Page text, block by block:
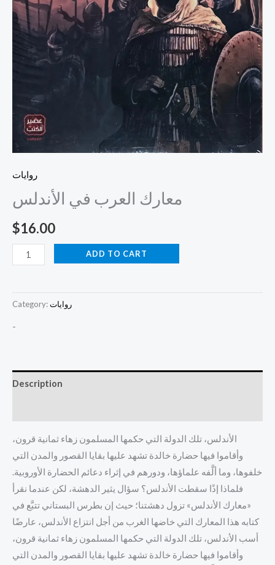
روايات
معارك العرب في الأندلس
$16.00
ADD TO CART
Category:روايات
-
Description
الأندلس، تلك الدولة التي حكمها المسلمون زهاء ثمانية قرون،
وأقاموا فيها حضارة خالدة تشهد عليها بقايا القصور والمدن التي
خلفوها، وما ألَّفه علماؤها، ودورهم في إثراء دعائم الحضارة الأوروبية.
فلماذا إذًا سقطت الأندلس؟ سؤال يثير الدهشة، لكن عندما نقرأ
«معارك الأندلس» تزول دهشتنا؛ حيث إن بطرس البستاني تتبَّع في
كتابه هذا المعارك التي خاضها الغرب من أجل انتزاع الأندلس، عارضًا
أسب الأندلس، تلك الدولة التي حكمها المسلمون زهاء ثمانية قرون،
وأقاموا فيها حضارة خالدة تشهد عليها بقايا القصور والمدن التي